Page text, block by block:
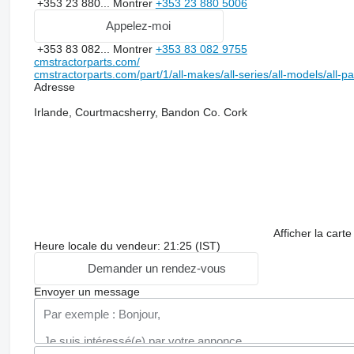
+353 23 880... Montrer +353 23 880 5006
Appelez-moi
+353 83 082... Montrer +353 83 082 9755
cmstractorparts.com/
cmstractorparts.com/part/1/all-makes/all-series/all-models/all-
Adresse
Irlande, Courtmacsherry, Bandon Co. Cork
Afficher la carte
Heure locale du vendeur: 21:25 (IST)
Demander un rendez-vous
Envoyer un message